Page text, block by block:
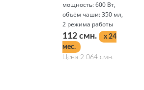
мощность: 600 Вт,
объём чаши: 350 мл,
2 режима работы
112 смн.
x 24
мес.
Цена 2 064 смн.